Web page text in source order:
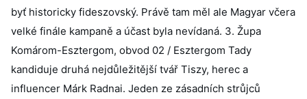
byť historicky fideszovský. Právě tam měl ale Magyar včera
velké finále kampaně a účast byla nevídaná. 3. Župa
Komárom-Esztergom, obvod 02 / Esztergom Tady
kandiduje druhá nejdůležitější tvář Tiszy, herec a
influencer Márk Radnai. Jeden ze zásadních strůjců